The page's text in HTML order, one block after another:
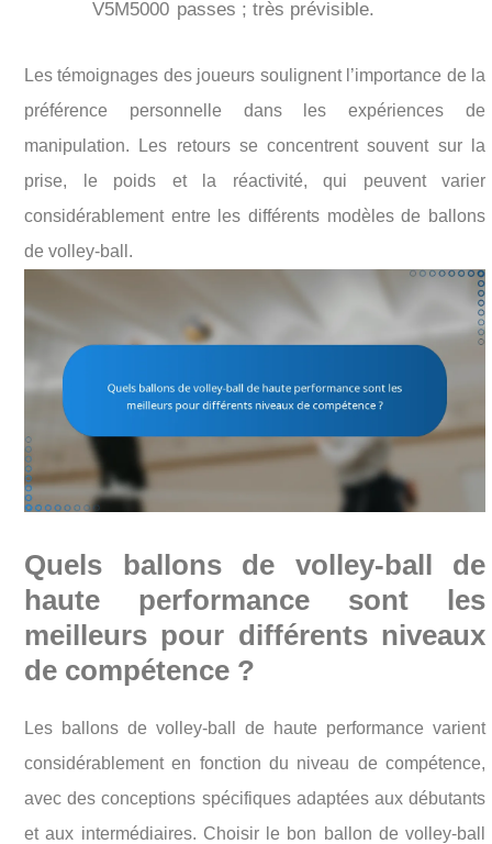
V5M5000 passes ; très prévisible.
Les témoignages des joueurs soulignent l’importance de la
préférence personnelle dans les expériences de
manipulation. Les retours se concentrent souvent sur la
prise, le poids et la réactivité, qui peuvent varier
considérablement entre les différents modèles de ballons
de volley-ball.
Quels ballons de volley-ball de
haute performance sont les
meilleurs pour différents niveaux
de compétence ?
Les ballons de volley-ball de haute performance varient
considérablement en fonction du niveau de compétence,
avec des conceptions spécifiques adaptées aux débutants
et aux intermédiaires. Choisir le bon ballon de volley-ball